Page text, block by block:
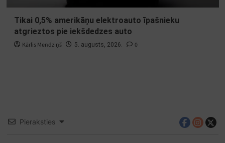
Tikai 0,5% amerikāņu elektroauto īpašnieku
atgrieztos pie iekšdedzes auto
Kārlis Mendziņš 5. augusts, 2026. 0
Pieraksties